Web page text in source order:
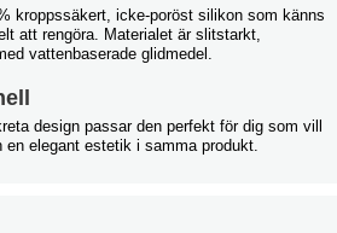
kroppssäkert, icke-poröst silikon som känns
att rengöra. Materialet är slitstarkt,
vattenbaserade glidmedel.
design passar den perfekt för dig som vill
elegant estetik i samma produkt.